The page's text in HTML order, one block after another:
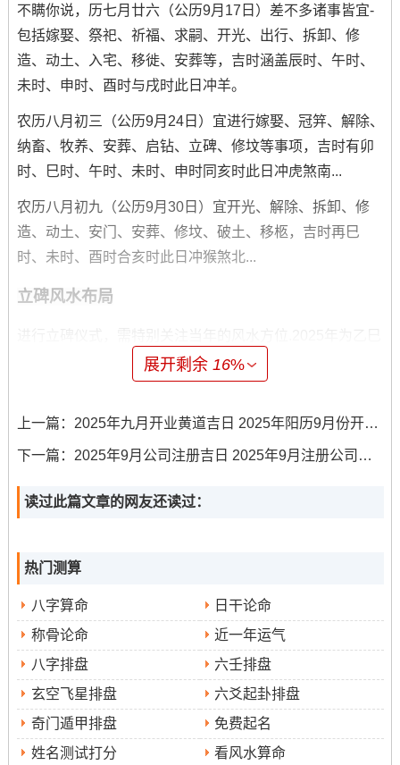
不瞒你说，历七月廿六（公历9月17日）差不多诸事皆宜-
包括嫁娶、祭祀、祈福、求嗣、开光、出行、拆卸、修
造、动土、入宅、移徙、安葬等，吉时涵盖辰时、午时、
未时、申时、酉时与戌时此日冲羊。
农历八月初三（公历9月24日）宜进行嫁娶、冠笄、解除、
纳畜、牧养、安葬、启钻、立碑、修坟等事项，吉时有卯
时、巳时、午时、未时、申时同亥时此日冲虎煞南...
农历八月初九（公历9月30日）宜开光、解除、拆卸、修
造、动土、安门、安葬、修坟、破土、移柩，吉时再巳
时、未时、酉时合亥时此日冲猴煞北...
立碑风水布局
年太岁方位位于东南 岁破位则位于西北- 日常动土修造应
尽量避开在这两个方位，以免触犯太岁或招致破损.此年的
九紫右弼星飞临离宫正南方,此星属火，主喜庆;若墓碑朝向
或仪式场所能契合此方、或有助提升家族声誉；而五黄廉
贞星飞临中宫~此星属土，为大凶星，主导疾病灾祸，中宫
作或红色、黄色物品引动煞气。
展开剩余16%
上一篇： 2025年九月开业黄道吉日 2025年阳历9月份开业黄道吉日
下一篇： 2025年9月公司注册吉日 2025年9月注册公司吉日专用日历
读过此篇文章的网友还读过：
热门测算
八字算命
日干论命
称骨论命
近一年运气
八字排盘
六壬排盘
玄空飞星排盘
六爻起卦排盘
奇门遁甲排盘
免费起名
姓名测试打分
看风水算命